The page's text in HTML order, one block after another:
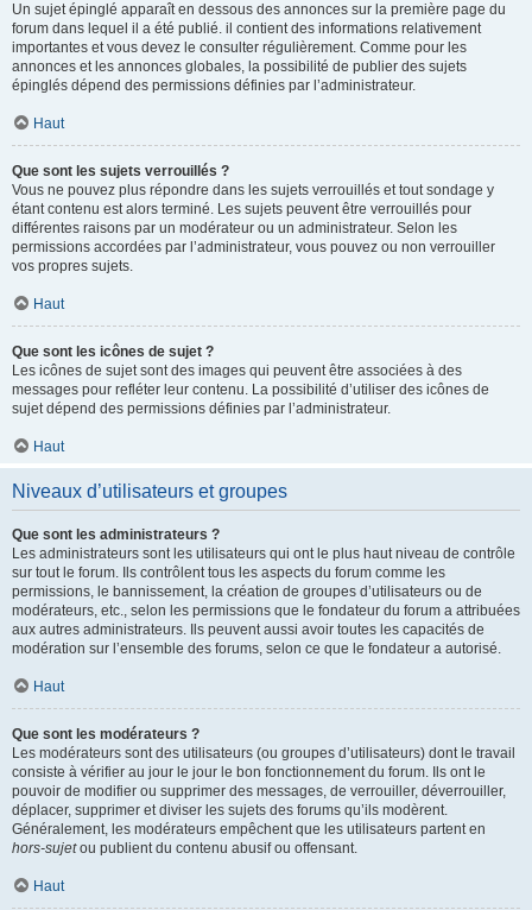
Un sujet épinglé apparaît en dessous des annonces sur la première page du
forum dans lequel il a été publié. il contient des informations relativement
importantes et vous devez le consulter régulièrement. Comme pour les
annonces et les annonces globales, la possibilité de publier des sujets
épinglés dépend des permissions définies par l’administrateur.
Haut
Que sont les sujets verrouillés ?
Vous ne pouvez plus répondre dans les sujets verrouillés et tout sondage y
étant contenu est alors terminé. Les sujets peuvent être verrouillés pour
différentes raisons par un modérateur ou un administrateur. Selon les
permissions accordées par l’administrateur, vous pouvez ou non verrouiller
vos propres sujets.
Haut
Que sont les icônes de sujet ?
Les icônes de sujet sont des images qui peuvent être associées à des
messages pour refléter leur contenu. La possibilité d’utiliser des icônes de
sujet dépend des permissions définies par l’administrateur.
Haut
Niveaux d’utilisateurs et groupes
Que sont les administrateurs ?
Les administrateurs sont les utilisateurs qui ont le plus haut niveau de contrôle
sur tout le forum. Ils contrôlent tous les aspects du forum comme les
permissions, le bannissement, la création de groupes d’utilisateurs ou de
modérateurs, etc., selon les permissions que le fondateur du forum a attribuées
aux autres administrateurs. Ils peuvent aussi avoir toutes les capacités de
modération sur l’ensemble des forums, selon ce que le fondateur a autorisé.
Haut
Que sont les modérateurs ?
Les modérateurs sont des utilisateurs (ou groupes d’utilisateurs) dont le travail
consiste à vérifier au jour le jour le bon fonctionnement du forum. Ils ont le
pouvoir de modifier ou supprimer des messages, de verrouiller, déverrouiller,
déplacer, supprimer et diviser les sujets des forums qu’ils modèrent.
Généralement, les modérateurs empêchent que les utilisateurs partent en
hors-sujetou publient du contenu abusif ou offensant.
Haut